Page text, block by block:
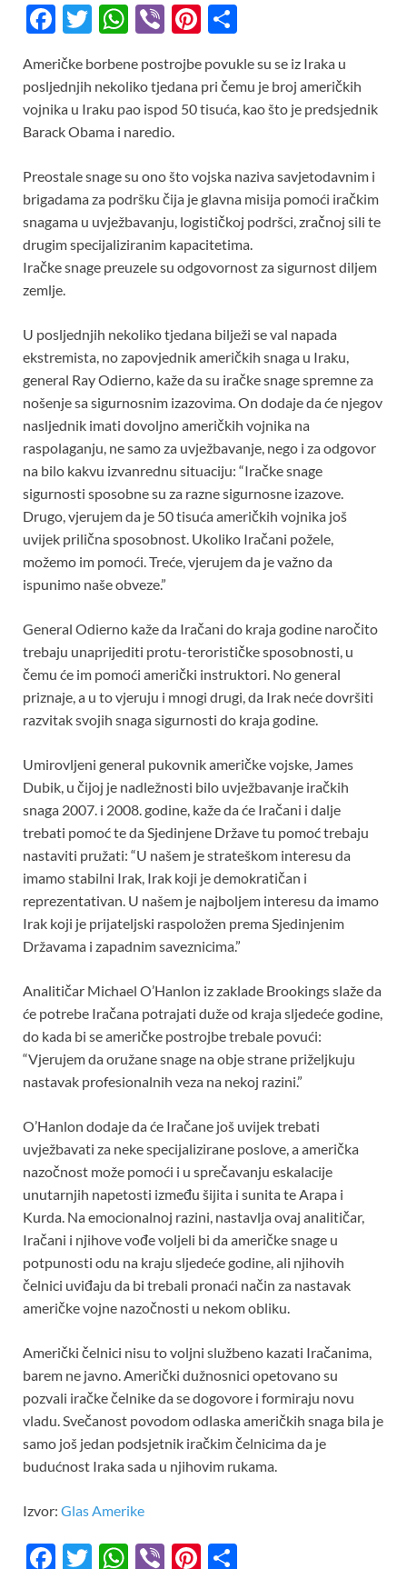
F
ac
e
b
o
o
k
T
itt
er
W
at
s
A
p
Vi
er
Pi
er
es
ar
e
Američke borbene postrojbe povukle su se iz Iraka u
posljednjih nekoliko tjedana pri čemu je broj američkih
vojnika u Iraku pao ispod 50 tisuća, kao što je predsjednik
Barack Obama i naredio.
Preostale snage su ono što vojska naziva savjetodavnim i
brigadama za podršku čija je glavna misija pomoći iračkim
snagama u uvježbavanju, logističkoj podršci, zračnoj sili te
drugim specijaliziranim kapacitetima.
Iračke snage preuzele su odgovornost za sigurnost diljem
zemlje.
U posljednjih nekoliko tjedana bilježi se val napada
ekstremista, no zapovjednik američkih snaga u Iraku,
general Ray Odierno, kaže da su iračke snage spremne za
nošenje sa sigurnosnim izazovima. On dodaje da će njegov
nasljednik imati dovoljno američkih vojnika na
raspolaganju, ne samo za uvježbavanje, nego i za odgovor
na bilo kakvu izvanrednu situaciju: “Iračke snage
sigurnosti sposobne su za razne sigurnosne izazove.
Drugo, vjerujem da je 50 tisuća američkih vojnika još
uvijek prilična sposobnost. Ukoliko Iračani požele,
možemo im pomoći. Treće, vjerujem da je važno da
ispunimo naše obveze.”
General Odierno kaže da Iračani do kraja godine naročito
trebaju unaprijediti protu-terorističke sposobnosti, u
čemu će im pomoći američki instruktori. No general
priznaje, a u to vjeruju i mnogi drugi, da Irak neće dovršiti
razvitak svojih snaga sigurnosti do kraja godine.
Umirovljeni general pukovnik američke vojske, James
Dubik, u čijoj je nadležnosti bilo uvježbavanje iračkih
snaga 2007. i 2008. godine, kaže da će Iračani i dalje
trebati pomoć te da Sjedinjene Države tu pomoć trebaju
nastaviti pružati: “U našem je strateškom interesu da
imamo stabilni Irak, Irak koji je demokratičan i
reprezentativan. U našem je najboljem interesu da imamo
Irak koji je prijateljski raspoložen prema Sjedinjenim
Državama i zapadnim saveznicima.”
Analitičar Michael O’Hanlon iz zaklade Brookings slaže da
će potrebe Iračana potrajati duže od kraja sljedeće godine,
do kada bi se američke postrojbe trebale povući:
“Vjerujem da oružane snage na obje strane priželjkuju
nastavak profesionalnih veza na nekoj razini.”
O’Hanlon dodaje da će Iračane još uvijek trebati
uvježbavati za neke specijalizirane poslove, a američka
nazočnost može pomoći i u sprečavanju eskalacije
unutarnjih napetosti između šijita i sunita te Arapa i
Kurda. Na emocionalnoj razini, nastavlja ovaj analitičar,
Iračani i njihove vođe voljeli bi da američke snage u
potpunosti odu na kraju sljedeće godine, ali njihovih
čelnici uviđaju da bi trebali pronaći način za nastavak
američke vojne nazočnosti u nekom obliku.
Američki čelnici nisu to voljni službeno kazati Iračanima,
barem ne javno. Američki dužnosnici opetovano su
pozvali iračke čelnike da se dogovore i formiraju novu
vladu. Svečanost povodom odlaska američkih snaga bila je
samo još jedan podsjetnik iračkim čelnicima da je
budućnost Iraka sada u njihovim rukama.
Izvor: Glas Amerike
F T W Vi Pi